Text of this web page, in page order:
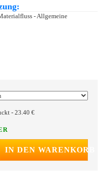
- Allgemeine
- 23.40 €
IN DEN WARENKORB